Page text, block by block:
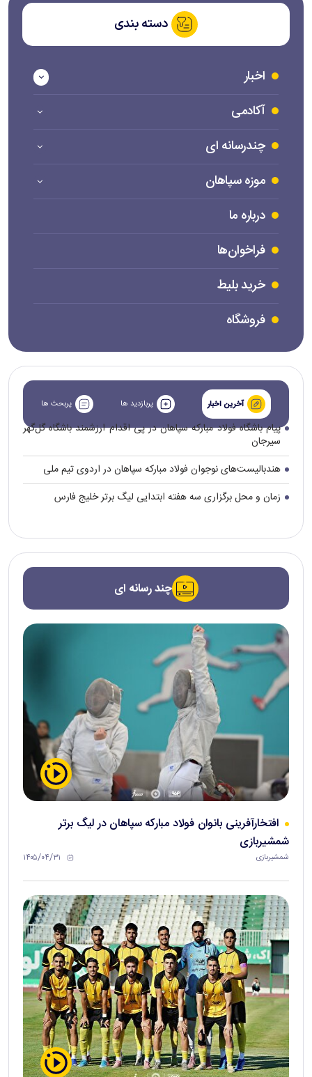
دسته بندی
اخبار
آکادمی
چندرسانه ای
موزه سپاهان
درباره ما
فراخوان‌ها
خرید بلیط
فروشگاه
آخرین اخبار پربازدید ها پربحث ها
پیام باشگاه فولاد مبارکه سپاهان در پی اقدام ارزشمند باشگاه گل‌گهر
سیرجان
هندبالیست‌های نوجوان فولاد مبارکه سپاهان در اردوی تیم ملی
زمان و محل برگزاری سه هفته ابتدایی لیگ برتر خلیج فارس
چند رسانه ای
افتخارآفرینی بانوان فولاد مبارکه سپاهان در لیگ برتر
شمشیربازی
شمشیربازی ۱۴۰۵/۰۴/۳۱